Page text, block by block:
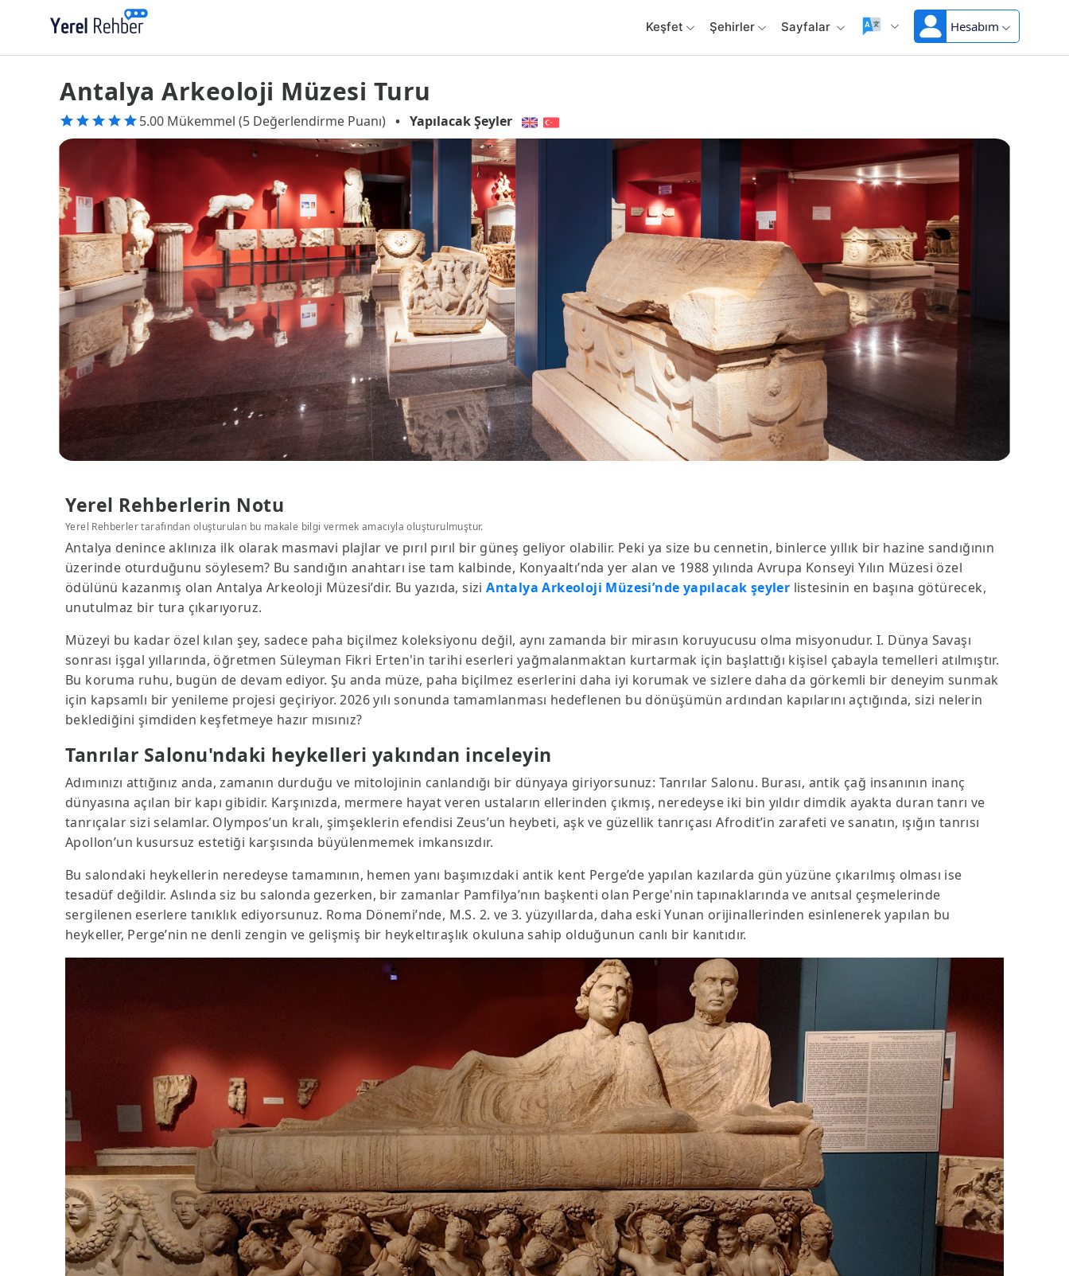
Keşfet Şehirler Sayfalar Hesabım
Antalya Arkeoloji Müzesi Turu
5.00 Mükemmel (5 Değerlendirme Puanı) • Yapılacak Şeyler
Yerel Rehberlerin Notu
Yerel Rehberler tarafından oluşturulan bu makale bilgi vermek amacıyla oluşturulmuştur.
Antalya denince aklınıza ilk olarak masmavi plajlar ve pırıl pırıl bir güneş geliyor olabilir. Peki ya size bu cennetin, binlerce yıllık bir hazine sandığının
üzerinde oturduğunu söylesem? Bu sandığın anahtarı ise tam kalbinde, Konyaaltı’nda yer alan ve 1988 yılında Avrupa Konseyi Yılın Müzesi özel
ödülünü kazanmış olan Antalya Arkeoloji Müzesi’dir. Bu yazıda, siziAntalya Arkeoloji Müzesi’nde yapılacak şeyler listesinin en başına götürecek,
unutulmaz bir tura çıkarıyoruz.
Müzeyi bu kadar özel kılan şey, sadece paha biçilmez koleksiyonu değil, aynı zamanda bir mirasın koruyucusu olma misyonudur. I. Dünya Savaşı
sonrası işgal yıllarında, öğretmen Süleyman Fikri Erten'in tarihi eserleri yağmalanmaktan kurtarmak için başlattığı kişisel çabayla temelleri atılmıştır.
Bu koruma ruhu, bugün de devam ediyor. Şu anda müze, paha biçilmez eserlerini daha iyi korumak ve sizlere daha da görkemli bir deneyim sunmak
için kapsamlı bir yenileme projesi geçiriyor. 2026 yılı sonunda tamamlanması hedeflenen bu dönüşümün ardından kapılarını açtığında, sizi nelerin
beklediğini şimdiden keşfetmeye hazır mısınız?
Tanrılar Salonu'ndaki heykelleri yakından inceleyin
Adımınızı attığınız anda, zamanın durduğu ve mitolojinin canlandığı bir dünyaya giriyorsunuz: Tanrılar Salonu. Burası, antik çağ insanının inanç
dünyasına açılan bir kapı gibidir. Karşınızda, mermere hayat veren ustaların ellerinden çıkmış, neredeyse iki bin yıldır dimdik ayakta duran tanrı ve
tanrıçalar sizi selamlar. Olympos’un kralı, şimşeklerin efendisi Zeus’un heybeti, aşk ve güzellik tanrıçası Afrodit’in zarafeti ve sanatın, ışığın tanrısı
Apollon’un kusursuz estetiği karşısında büyülenmemek imkansızdır.
Bu salondaki heykellerin neredeyse tamamının, hemen yanı başımızdaki antik kent Perge’de yapılan kazılarda gün yüzüne çıkarılmış olması ise
tesadüf değildir. Aslında siz bu salonda gezerken, bir zamanlar Pamfilya’nın başkenti olan Perge'nin tapınaklarında ve anıtsal çeşmelerinde
sergilenen eserlere tanıklık ediyorsunuz. Roma Dönemi’nde, M.S. 2. ve 3. yüzyıllarda, daha eski Yunan orijinallerinden esinlenerek yapılan bu
heykeller, Perge’nin ne denli zengin ve gelişmiş bir heykeltıraşlık okuluna sahip olduğunun canlı bir kanıtıdır.